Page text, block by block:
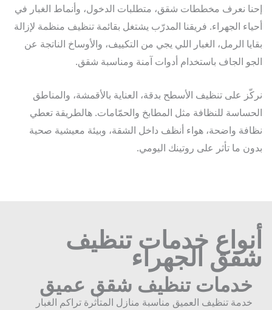
نعرف مخططات شقق، متطلبات الدخول، وأنماط الغبار في
الجهراء. فريقنا المدرّب يشتغل بقائمة تنظيف منظمة لإزالة
الرمل، الغبار اللي يجي من التكييف، والأوساخ الناتجة عن
الجاف باستخدام أدوات آمنة ومناسبة شقق.
على تنظيف الأسطح بدقة، العناية بالأقمشة، والمناطق
للنظافة مثل المطابخ والحمّامات. هالطريقة تعطي
واضحة، هواء أنظف داخل الشقة، وبيئة معيشية صحية
ما تأثر على روتينك اليومي.
خدمات تنظيف
الجهراء
خدمات تنظيف شقق عميق
خدمة تنظيف العميق مناسبة منازل المتأثرة تراكم الغبار